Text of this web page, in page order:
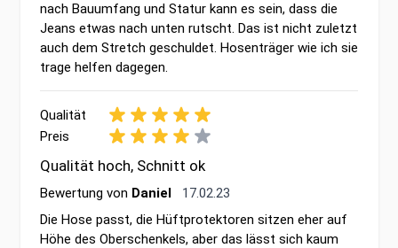
nach Bauumfang und Statur kann es sein, dass die
Jeans etwas nach unten rutscht. Das ist nicht zuletzt
auch dem Stretch geschuldet. Hosenträger wie ich sie
trage helfen dagegen.
Qualität
Preis
Qualität hoch, Schnitt ok
Bewertung von Daniel 17. Februar 2023
17.02.23
Die Hose passt, die Hüftprotektoren sitzen eher auf
Höhe des Oberschenkels, aber das lässt sich kaum